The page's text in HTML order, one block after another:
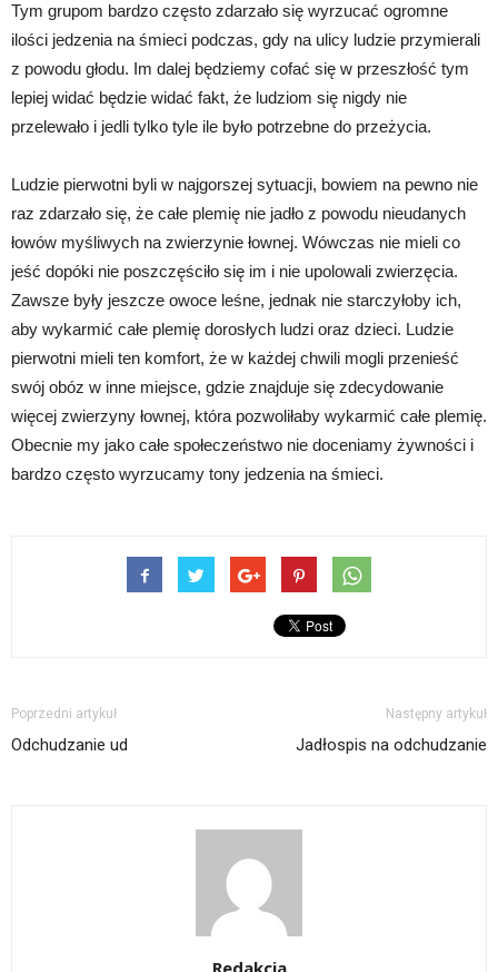
Tym grupom bardzo często zdarzało się wyrzucać ogromne
ilości jedzenia na śmieci podczas, gdy na ulicy ludzie przymierali
z powodu głodu. Im dalej będziemy cofać się w przeszłość tym
lepiej widać będzie widać fakt, że ludziom się nigdy nie
przelewało i jedli tylko tyle ile było potrzebne do przeżycia.
Ludzie pierwotni byli w najgorszej sytuacji, bowiem na pewno nie
raz zdarzało się, że całe plemię nie jadło z powodu nieudanych
łowów myśliwych na zwierzynie łownej. Wówczas nie mieli co
jeść dopóki nie poszczęściło się im i nie upolowali zwierzęcia.
Zawsze były jeszcze owoce leśne, jednak nie starczyłoby ich,
aby wykarmić całe plemię dorosłych ludzi oraz dzieci. Ludzie
pierwotni mieli ten komfort, że w każdej chwili mogli przenieść
swój obóz w inne miejsce, gdzie znajduje się zdecydowanie
więcej zwierzyny łownej, która pozwoliłaby wykarmić całe plemię.
Obecnie my jako całe społeczeństwo nie doceniamy żywności i
bardzo często wyrzucamy tony jedzenia na śmieci.
Poprzedni artykuł
Odchudzanie ud
Następny artykuł
Jadłospis na odchudzanie